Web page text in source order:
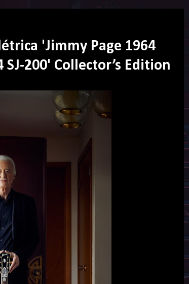
'Jimmy Page 1964
SJ-200' Collector’s Edition